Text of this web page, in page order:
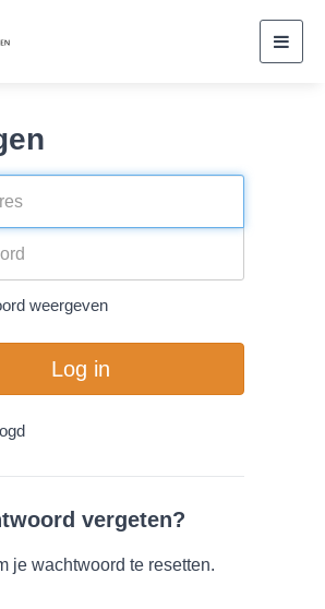
weergeven
Log in
vergeten?
je wachtwoord te resetten.